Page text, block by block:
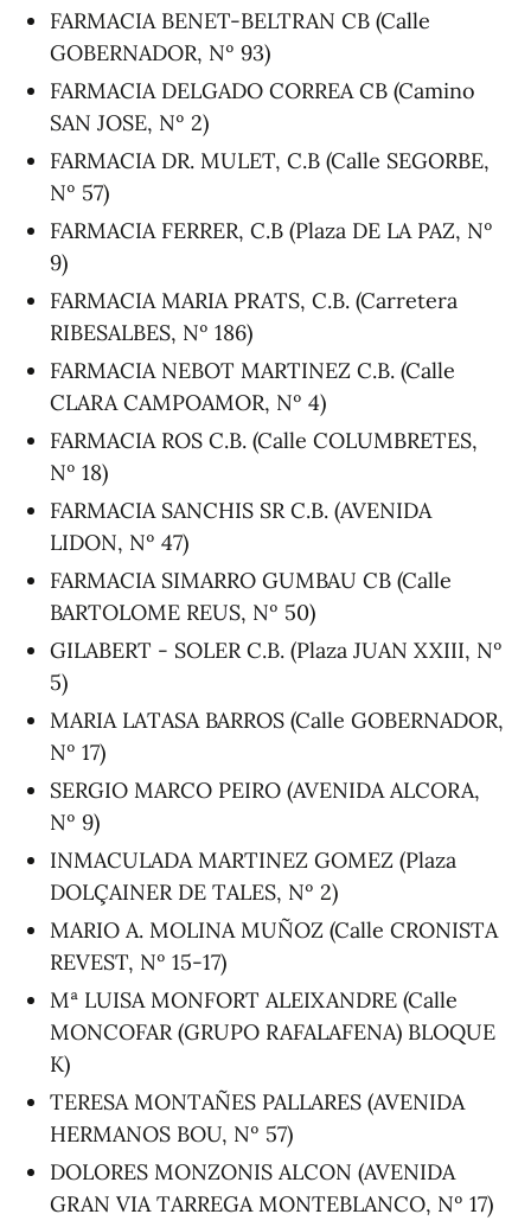
FARMACIA BENET-BELTRAN CB (Calle
GOBERNADOR, Nº 93)
FARMACIA DELGADO CORREA CB (Camino
SAN JOSE, Nº 2)
FARMACIA DR. MULET, C.B (Calle SEGORBE,
Nº 57)
FARMACIA FERRER, C.B (Plaza DE LA PAZ, Nº
9)
FARMACIA MARIA PRATS, C.B. (Carretera
RIBESALBES, Nº 186)
FARMACIA NEBOT MARTINEZ C.B. (Calle
CLARA CAMPOAMOR, Nº 4)
FARMACIA ROS C.B. (Calle COLUMBRETES,
Nº 18)
FARMACIA SANCHIS SR C.B. (AVENIDA
LIDON, Nº 47)
FARMACIA SIMARRO GUMBAU CB (Calle
BARTOLOME REUS, Nº 50)
GILABERT - SOLER C.B. (Plaza JUAN XXIII, Nº
5)
MARIA LATASA BARROS (Calle GOBERNADOR,
Nº 17)
SERGIO MARCO PEIRO (AVENIDA ALCORA,
Nº 9)
INMACULADA MARTINEZ GOMEZ (Plaza
DOLÇAINER DE TALES, Nº 2)
MARIO A. MOLINA MUÑOZ (Calle CRONISTA
REVEST, Nº 15-17)
Mª LUISA MONFORT ALEIXANDRE (Calle
MONCOFAR (GRUPO RAFALAFENA) BLOQUE
K)
TERESA MONTAÑES PALLARES (AVENIDA
HERMANOS BOU, Nº 57)
DOLORES MONZONIS ALCON (AVENIDA
GRAN VIA TARREGA MONTEBLANCO, Nº 17)